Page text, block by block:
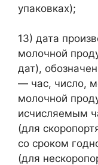
упаковках);
13) дата
молочной
дат),
— час, число,
молочной
исчисляемым
(для
со сроком
(для